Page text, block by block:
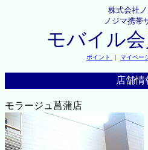
株式会社
ノジマ携帯
モバイル
ポイント ｜ マイペー
店舗情
モラージュ菖蒲店